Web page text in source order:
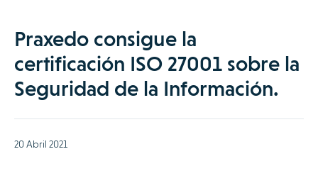
Praxedo consigue la
certificación ISO 27001 sobre la
Seguridad de la Información.
20 Abril 2021